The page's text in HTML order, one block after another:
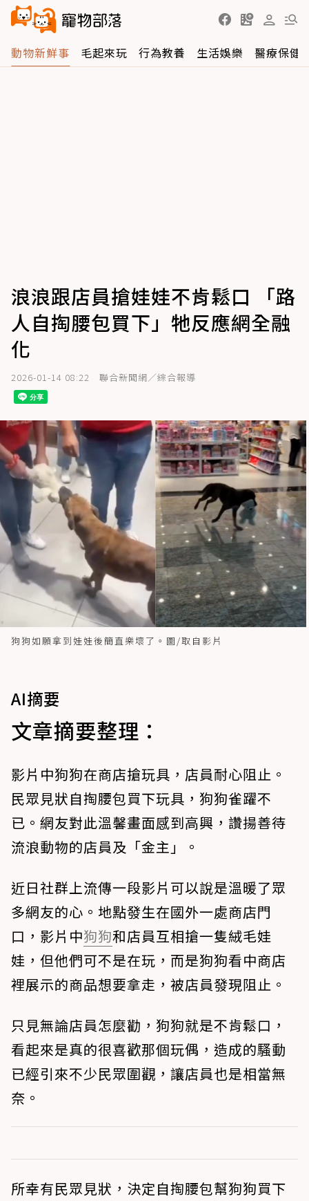
動物新鮮事 毛起來玩 行為教養 生活娛樂 醫療保健
浪浪跟店員搶娃娃不肯鬆口 「路
人自掏腰包買下」牠反應網全融
化
2026-01-14 08:22 聯合新聞網／綜合報導
狗狗如願拿到娃娃後簡直樂壞了。圖/取自影片
AI摘要
文章摘要整理：
影片中狗狗在商店搶玩具，店員耐心阻止。
民眾見狀自掏腰包買下玩具，狗狗雀躍不
已。網友對此溫馨畫面感到高興，讚揚善待
流浪動物的店員及「金主」。
近日社群上流傳一段影片可以說是溫暖了眾
多網友的心。地點發生在國外一處商店門
口，影片中狗狗和店員互相搶一隻絨毛娃
娃，但他們可不是在玩，而是狗狗看中商店
裡展示的商品想要拿走，被店員發現阻止。
只見無論店員怎麼勸，狗狗就是不肯鬆口，
看起來是真的很喜歡那個玩偶，造成的騷動
已經引來不少民眾圍觀，讓店員也是相當無
奈。
所幸有民眾見狀，決定自掏腰包幫狗狗買下